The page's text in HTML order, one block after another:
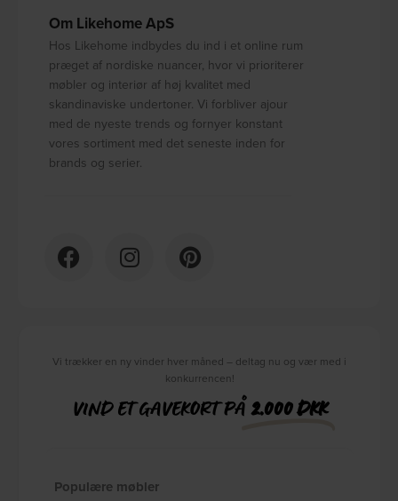
Om Likehome ApS
Hos Likehome indbydes du ind i et online rum
præget af nordiske nuancer, hvor vi prioriterer
møbler og interiør af høj kvalitet med
skandinaviske undertoner. Vi forbliver ajour
med de nyeste trends og fornyer konstant
vores sortiment med det seneste inden for
brands og serier.
Vi trækker en ny vinder hver måned – deltag nu og vær med i
konkurrencen!
VIND ET GAVEKORT PÅ2.000 DKK
Populære møbler